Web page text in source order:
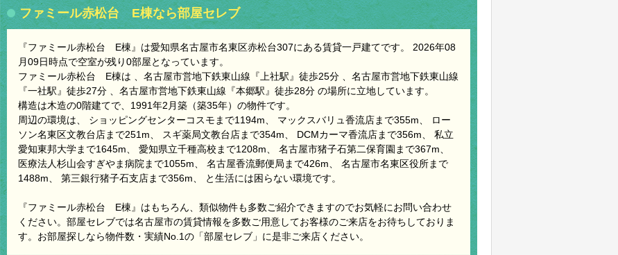
ファミール赤松台 E棟なら部屋セレブ
『ファミール赤松台 E棟』は愛知県名古屋市名東区赤松台307にある賃貸一戸建てです。 2026年08
月09日時点で空室が残り0部屋となっています。
ファミール赤松台 E棟は 、名古屋市営地下鉄東山線『上社駅』徒歩25分 、名古屋市営地下鉄東山線
『一社駅』徒歩27分 、名古屋市営地下鉄東山線『本郷駅』徒歩28分 の場所に立地しています。
構造は木造の0階建てで、1991年2月築（築35年）の物件です。
周辺の環境は、 ショッピングセンターコスモまで1194m、 マックスバリュ香流店まで355m、 ロー
ソン名東区文教台店まで251m、 スギ薬局文教台店まで354m、 DCMカーマ香流店まで356m、 私立
愛知東邦大学まで1645m、 愛知県立千種高校まで1208m、 名古屋市猪子石第二保育園まで367m、
医療法人杉山会すぎやま病院まで1055m、 名古屋香流郵便局まで426m、 名古屋市名東区役所まで
1488m、 第三銀行猪子石支店まで356m、 と生活には困らない環境です。
『ファミール赤松台 E棟』はもちろん、類似物件も多数ご紹介できますのでお気軽にお問い合わせ
ください。部屋セレブでは名古屋市の賃貸情報を多数ご用意してお客様のご来店をお待ちしておりま
す。お部屋探しなら物件数・実績No.1の「部屋セレブ」に是非ご来店ください。